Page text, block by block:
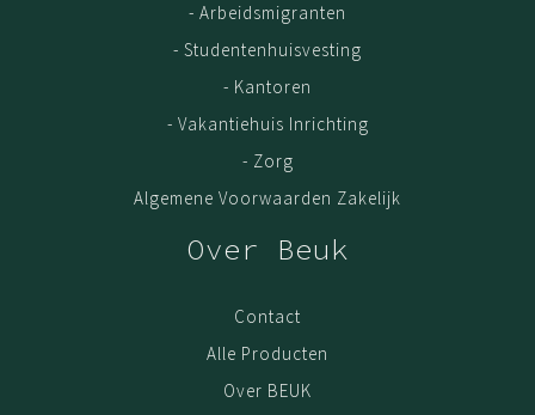
- Arbeidsmigranten
- Studentenhuisvesting
- Kantoren
- Vakantiehuis Inrichting
- Zorg
Algemene Voorwaarden Zakelijk
Over Beuk
Contact
Alle Producten
Over BEUK